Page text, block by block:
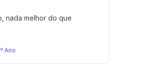
nada melhor do que
Ano